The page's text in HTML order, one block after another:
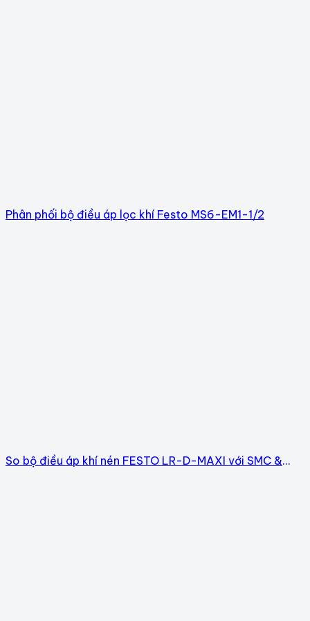
Phân phối bộ điều áp lọc khí Festo MS6-EM1-1/2
So bộ điều áp khí nén FESTO LR-D-MAXI với SMC &